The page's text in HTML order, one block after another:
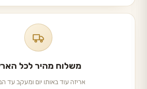
משלוח מהיר לכל
אריזה עוד באותו יום ומעקב עד